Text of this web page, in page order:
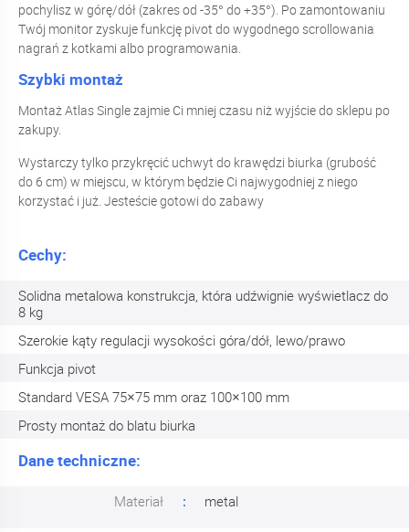
pochylisz w górę/dół (zakres od -35° do +35°). Po zamontowaniu
Twój monitor zyskuje funkcję pivot do wygodnego scrollowania
nagrań z kotkami albo programowania.
Szybki montaż
Montaż Atlas Single zajmie Ci mniej czasu niż wyjście do sklepu po
zakupy.
Wystarczy tylko przykręcić uchwyt do krawędzi biurka (grubość
do 6 cm) w miejscu, w którym będzie Ci najwygodniej z niego
korzystać i już. Jesteście gotowi do zabawy
Cechy:
Solidna metalowa konstrukcja, która udźwignie wyświetlacz do
8 kg
Szerokie kąty regulacji wysokości góra/dół, lewo/prawo
Funkcja pivot
Standard VESA 75×75 mm oraz 100×100 mm
Prosty montaż do blatu biurka
Dane techniczne:
Materiał metal